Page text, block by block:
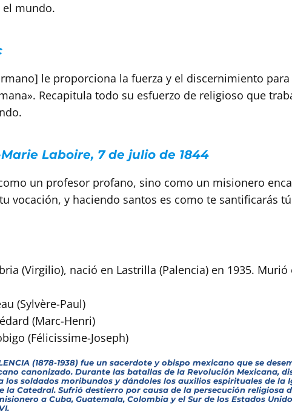
el mundo.
le proporciona la fuerza y el discernimiento
Recapitula todo su esfuerzo de religioso que
Laboire, 7 de julio de 1844
un profesor profano, sino como un misionero
vocación, y haciendo santos es como te santificarás
(Virgilio), nació en Lastrilla (Palencia) en 1935. Murió
(Sylvère-Paul)
(Marc-Henri)
(Félicissime-Joseph)
(1878-1938) fue un sacerdote y obispo mexicano que se
canonizado. Durante las batallas de la Revolución Mexicana,
los soldados moribundos y dándoles los auxilios espirituales de
la Catedral. Sufrió destierro por causa de la persecución religiosa
a Cuba, Guatemala, Colombia y el Sur de los Estados